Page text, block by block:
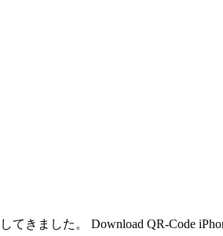
ました。 Download QR-Code